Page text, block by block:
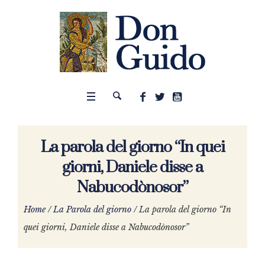
La parola del giorno “In quei
giorni, Daniele disse a
Nabucodònosor”
Home /La Parola del giorno /La parola del giorno “In
quei giorni, Daniele disse a Nabucodònosor”